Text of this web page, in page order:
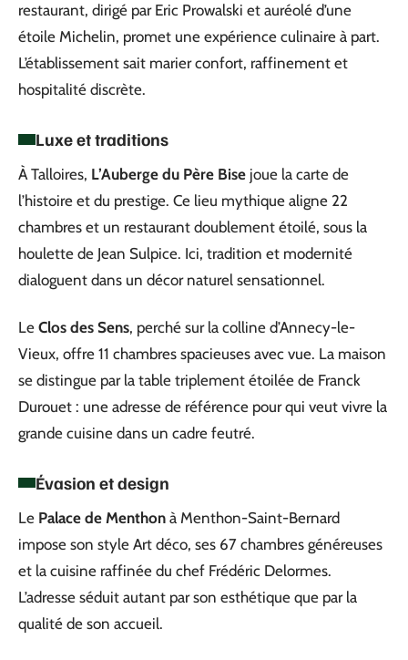
restaurant, dirigé par Eric Prowalski et auréolé d’une
étoile Michelin, promet une expérience culinaire à part.
L’établissement sait marier confort, raffinement et
hospitalité discrète.
Luxe et traditions
À Talloires, L’Auberge du Père Bise joue la carte de
l’histoire et du prestige. Ce lieu mythique aligne 22
chambres et un restaurant doublement étoilé, sous la
houlette de Jean Sulpice. Ici, tradition et modernité
dialoguent dans un décor naturel sensationnel.
Le Clos des Sens, perché sur la colline d’Annecy-le-
Vieux, offre 11 chambres spacieuses avec vue. La maison
se distingue par la table triplement étoilée de Franck
Durouet : une adresse de référence pour qui veut vivre la
grande cuisine dans un cadre feutré.
Évasion et design
Le Palace de Menthon à Menthon-Saint-Bernard
impose son style Art déco, ses 67 chambres généreuses
et la cuisine raffinée du chef Frédéric Delormes.
L’adresse séduit autant par son esthétique que par la
qualité de son accueil.